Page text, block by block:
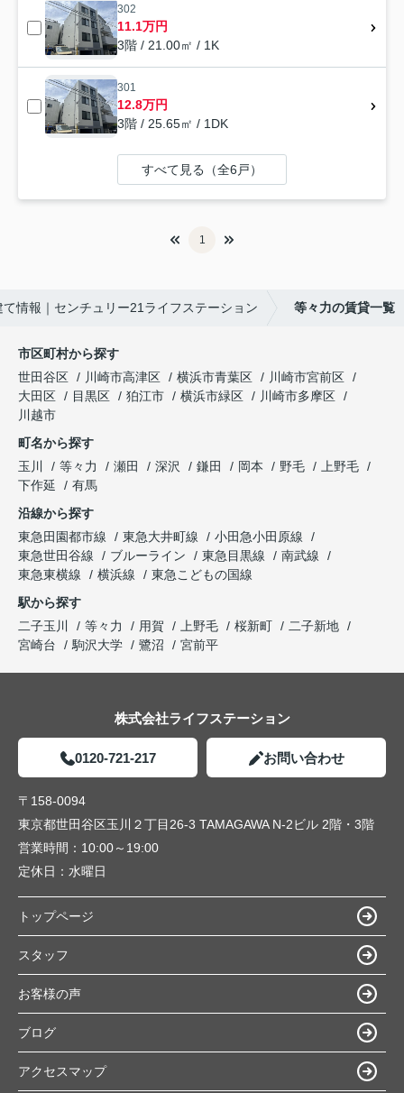
302
11.1万円
3階 / 21.00㎡ / 1K
301
12.8万円
3階 / 25.65㎡ / 1DK
すべて見る（全6戸）
1
情報｜センチュリー21ライフステーション 等々力の賃貸一覧
市区町村から探す
世田谷区
川崎市高津区 横浜市青葉区
川崎市宮前区
大田区
目黒区 狛江市 横浜市緑区
川崎市多摩区
川越市
町名から探す
玉川
等々力 瀬田 深沢 鎌田 岡本 野毛
上野毛
下作延
有馬
沿線から探す
東急田園都市線
東急大井町線
小田急小田原線
東急世田谷線
ブルーライン 東急目黒線
南武線
東急東横線
横浜線
東急こどもの国線
駅から探す
二子玉川
等々力 用賀 上野毛 桜新町
二子新地
宮崎台
駒沢大学 鷺沼 宮前平
株式会社ライフステーション
0120-721-217 お問い合わせ
〒158-0094
東京都世田谷区玉川２丁目26-3 TAMAGAWA N-2ビル 2階・3階
営業時間： 10:00～19:00
定休日： 水曜日
トップページ
スタッフ
お客様の声
ブログ
アクセスマップ